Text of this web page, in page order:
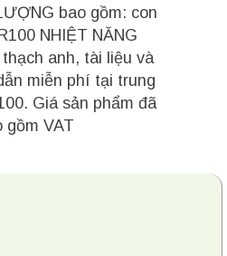
bao gồm: con
NHIỆT NĂNG
anh, tài liệu và
miễn phí tại trung
Giá sản phẩm đã
gồm VAT